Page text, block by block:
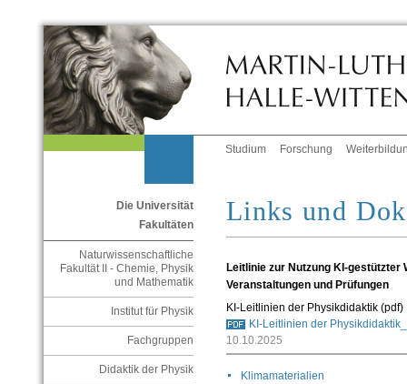
Studium Forschung
Die Universität
Fakultäten
Naturwissenschaftliche
Fakultät II - Chemie, Physik
und Mathematik
Institut für Physik
Fachgruppen
Didaktik der Physik
Links und
Leitlinie zur Nutzung KI-
Veranstaltungen und Prüfungen
KI-Leitlinien der Physikdidaktik (pdf)
KI-Leitlinien der
10.10.2025
Klimamaterialien